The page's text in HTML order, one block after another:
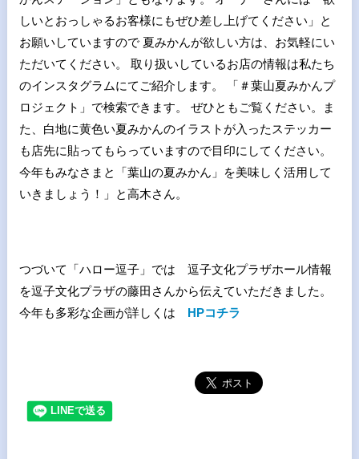
しいとおっしゃるお客様にもぜひ差し上げてください」と
お願いしていますので 夏みかんが欲しい方は、お気軽にい
ただいてください。 取り扱いしているお店の情報は私たち
のインスタグラムにてご紹介します。 「＃葉山夏みかんプ
ロジェクト」で検索できます。 ぜひともご覧ください。ま
た、白地に黄色い夏みかんのイラストが入ったステッカー
も店先に貼ってもらっていますので目印にしてください。
今年もみなさまと「葉山の夏みかん」を美味しく活用して
いきましょう！」と高木さん。
つづいて「ハロー逗子」では 逗子文化プラザホール情報
を逗子文化プラザの藤田さんから伝えていただきました。
今年も多彩な企画が詳しくは
HPコチラ